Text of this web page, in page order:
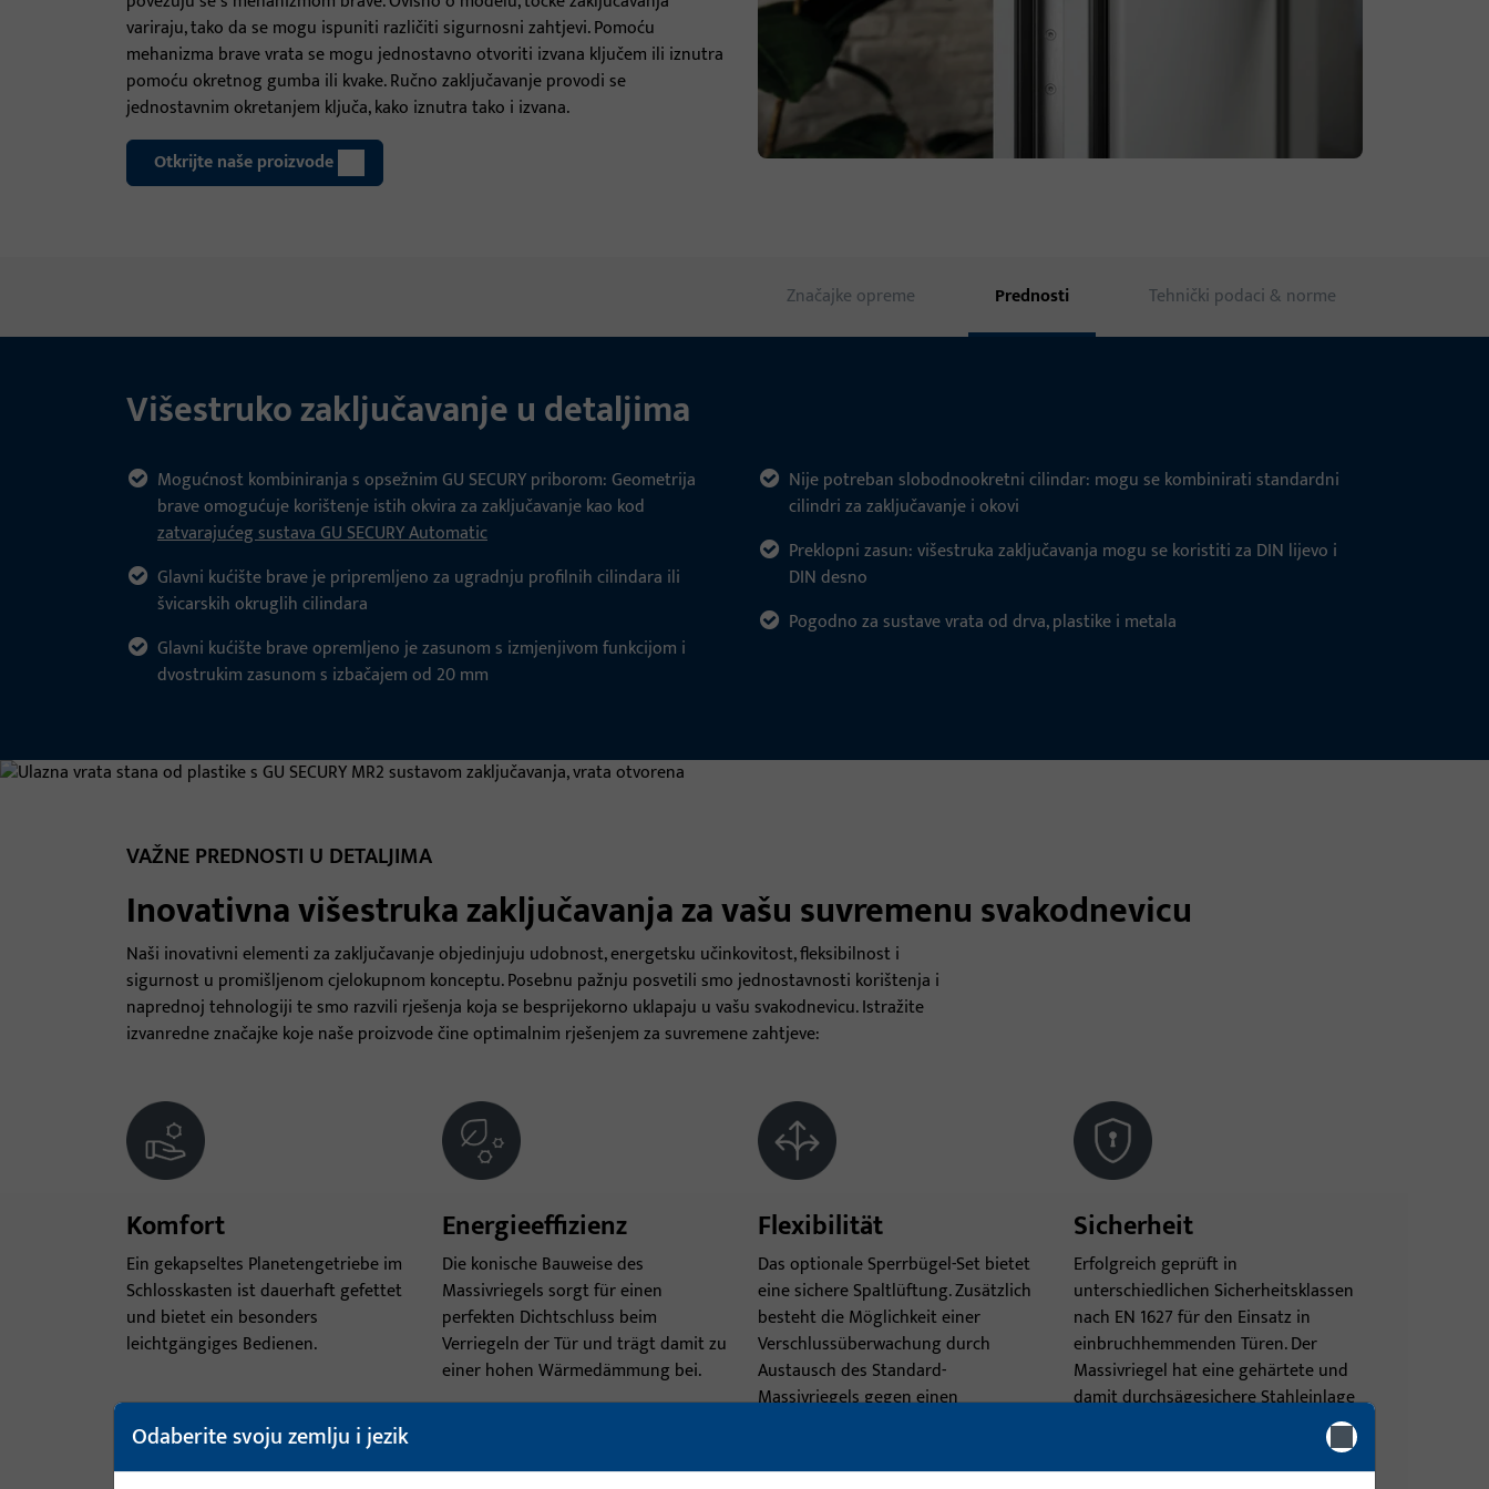
Pragovi za vrata
Vratare
variraju, tako da se mogu ispuniti različiti sigurnosni zahtjevi. Pomoću
mehanizma brave vrata se mogu jednostavno otvoriti izvana ključem ili iznutra
pomoću okretnog gumba ili kvake. Ručno zaključavanje provodi se
jednostavnim okretanjem ključa, kako iznutra tako i izvana.
Otkrijte naše proizvode
Značajke opreme Prednosti Tehnički podaci & norme
Višestruko zaključavanje u detaljima
Mogućnost kombiniranja s opsežnim GU SECURY priborom: Geometrija
brave omogućuje korištenje istih okvira za zaključavanje kao kod
zatvarajućeg sustava GU SECURY Automatic
Glavni kućište brave je pripremljeno za ugradnju profilnih cilindara ili
švicarskih okruglih cilindara
Glavni kućište brave opremljeno je zasunom s izmjenjivom funkcijom i
dvostrukim zasunom s izbačajem od 20 mm
Nije potreban slobodnookretni cilindar: mogu se kombinirati standardni
cilindri za zaključavanje i okovi
Preklopni zasun: višestruka zaključavanja mogu se koristiti za DIN lijevo i
DIN desno
Pogodno za sustave vrata od drva, plastike i metala
VAŽNE PREDNOSTI U DETALJIMA
Inovativna višestruka zaključavanja za vašu suvremenu svakodnevicu
Naši inovativni elementi za zaključavanje objedinjuju udobnost, energetsku učinkovitost, fleksibilnost i
sigurnost u promišljenom cjelokupnom konceptu. Posebnu pažnju posvetili smo jednostavnosti korištenja i
naprednoj tehnologiji te smo razvili rješenja koja se besprijekorno uklapaju u vašu svakodnevicu. Istražite
izvanredne značajke koje naše proizvode čine optimalnim rješenjem za suvremene zahtjeve:
Komfort
Ein gekapseltes Planetengetriebe im
Schlosskasten ist dauerhaft gefettet
und bietet ein besonders
leichtgängiges Bedienen.
Energieeffizienz
Die konische Bauweise des
Massivriegels sorgt für einen
perfekten Dichtschluss beim
Verriegeln der Tür und trägt damit zu
einer hohen Wärmedämmung bei.
Flexibilität
Das optionale Sperrbügel-Set bietet
eine sichere Spaltlüftung. Zusätzlich
besteht die Möglichkeit einer
Verschlussüberwachung durch
Austausch des Standard-
Massivriegels gegen einen
Sicherheit
Erfolgreich geprüft in
unterschiedlichen Sicherheitsklassen
nach EN 1627 für den Einsatz in
einbruchhemmenden Türen. Der
Massivriegel hat eine gehärtete und
damit durchsägesichere Stahleinlage
und ist mit einem Ausschluss von 20
mm gegen Zurückdrücken gesichert.
Odaberite svoju zemlju i jezik